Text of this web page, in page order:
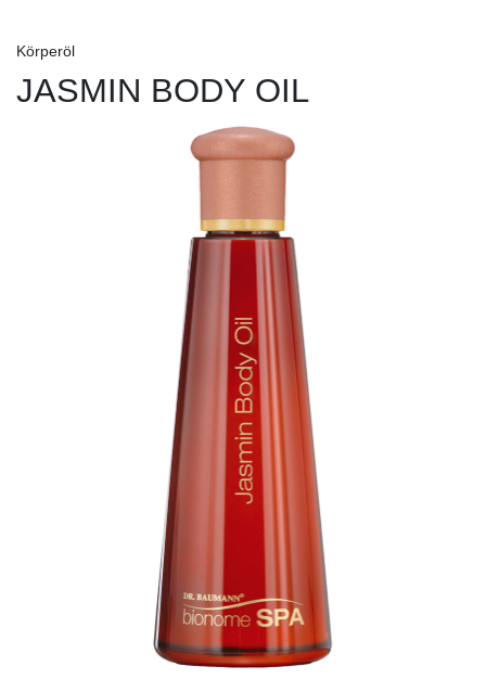
Körperöl
JASMIN BODY OIL